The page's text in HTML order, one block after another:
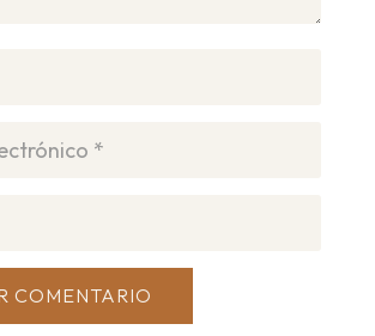
COMENTARIO